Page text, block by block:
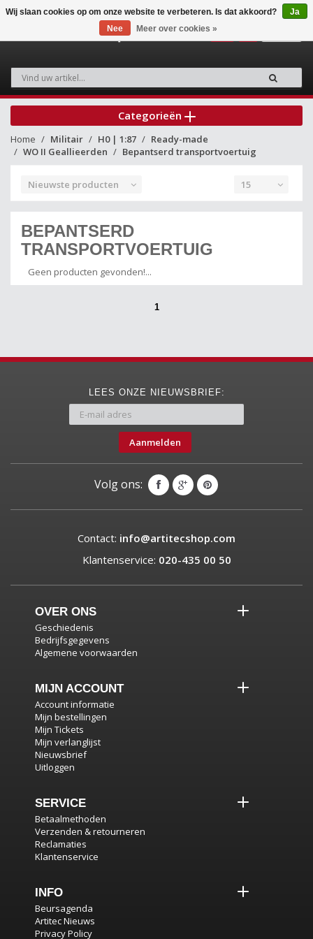
Categorieën
Home Militair H0 | 1:87
Ready-made
WO II Geallieerden
Bepantserd transportvoertuig
Nieuwste producten 15
BEPANTSERD
TRANSPORTVOERTUIG
Geen producten gevonden!...
1
LEES ONZE NIEUWSBRIEF:
Aanmelden
Volg ons:
Contact: info@artitecshop.com
Klantenservice: 020-435 00 50
OVER ONS
Geschiedenis
Bedrijfsgegevens
Algemene voorwaarden
MIJN ACCOUNT
Account informatie
Mijn bestellingen
Mijn Tickets
Mijn verlanglijst
Nieuwsbrief
Uitloggen
SERVICE
Betaalmethoden
Verzenden & retourneren
Reclamaties
Klantenservice
INFO
Beursagenda
Artitec Nieuws
Privacy Policy
Wij slaan cookies op om onze website te verbeteren. Is dat akkoord?
Ja
Nee
Meer over cookies »